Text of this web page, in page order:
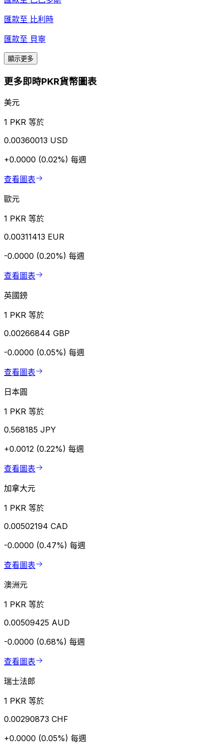
匯款至 比利時
匯款至 貝寧
顯示更多
更多即時PKR貨幣圖表
美元
1 PKR 等於
0.00360013 USD
+0.0000 (0.02%) 每週
查看圖表
歐元
1 PKR 等於
0.00311413 EUR
-0.0000 (0.20%) 每週
查看圖表
英國鎊
1 PKR 等於
0.00266844 GBP
-0.0000 (0.05%) 每週
查看圖表
日本圓
1 PKR 等於
0.568185 JPY
+0.0012 (0.22%) 每週
查看圖表
加拿大元
1 PKR 等於
0.00502194 CAD
-0.0000 (0.47%) 每週
查看圖表
澳洲元
1 PKR 等於
0.00509425 AUD
-0.0000 (0.68%) 每週
查看圖表
瑞士法郎
1 PKR 等於
0.00290873 CHF
+0.0000 (0.05%) 每週